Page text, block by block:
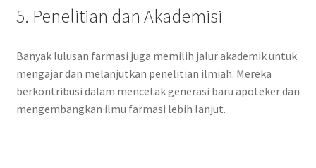
5. Penelitian dan Akademisi
Banyak lulusan farmasi juga memilih jalur akademik untuk
mengajar dan melanjutkan penelitian ilmiah. Mereka
berkontribusi dalam mencetak generasi baru apoteker dan
mengembangkan ilmu farmasi lebih lanjut.